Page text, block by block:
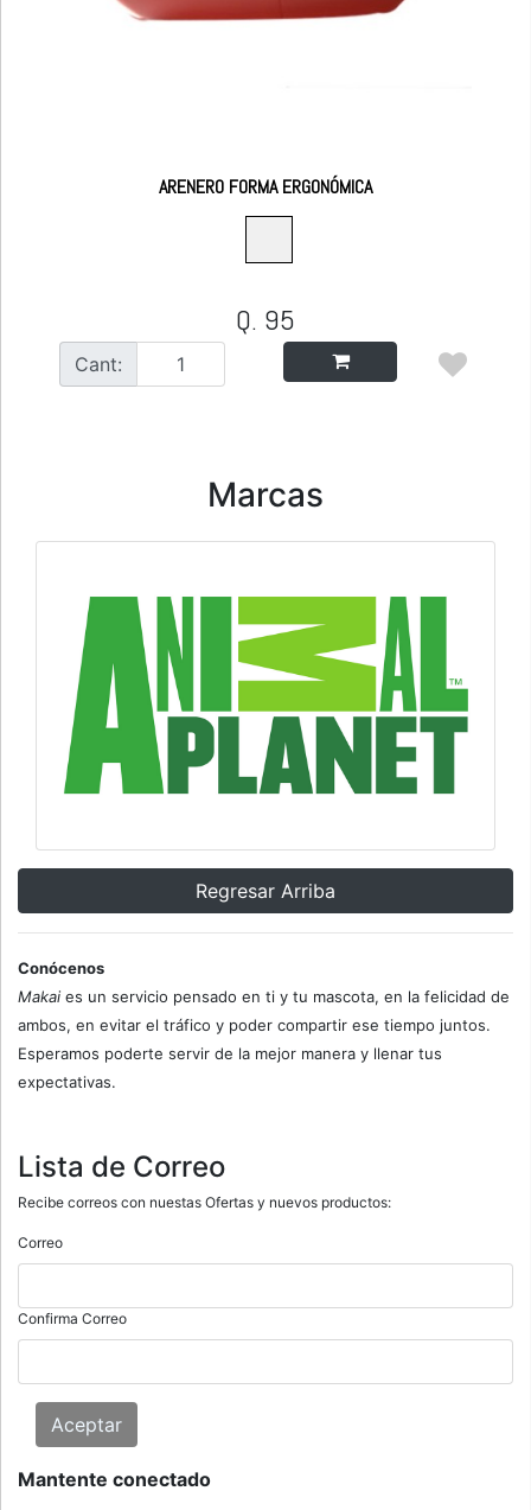
ARENERO FORMA ERGONÓMICA
Q. 95
Cant:
Marcas
Regresar Arriba
Conócenos
Makai es un servicio pensado en ti y tu mascota, en la felicidad de
ambos, en evitar el tráfico y poder compartir ese tiempo juntos.
Esperamos poderte servir de la mejor manera y llenar tus
expectativas.
Lista de Correo
Recibe correos con nuestas Ofertas y nuevos productos:
Correo
Confirma Correo
Aceptar
Mantente conectado